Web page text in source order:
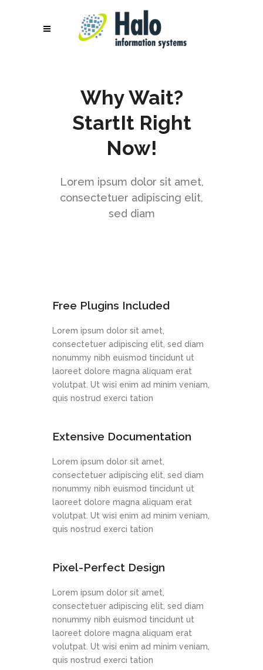
Why Wait?
StartIt Right
Now!
Lorem ipsum dolor sit amet,
consectetuer adipiscing elit,
sed diam
Free Plugins Included
Lorem ipsum dolor sit amet,
consectetuer adipiscing elit, sed diam
nonummy nibh euismod tincidunt ut
laoreet dolore magna aliquam erat
volutpat. Ut wisi enim ad minim veniam,
quis nostrud exerci tation
Extensive Documentation
Lorem ipsum dolor sit amet,
consectetuer adipiscing elit, sed diam
nonummy nibh euismod tincidunt ut
laoreet dolore magna aliquam erat
volutpat. Ut wisi enim ad minim veniam,
quis nostrud exerci tation
Pixel-Perfect Design
Lorem ipsum dolor sit amet,
consectetuer adipiscing elit, sed diam
nonummy nibh euismod tincidunt ut
laoreet dolore magna aliquam erat
volutpat. Ut wisi enim ad minim veniam,
quis nostrud exerci tation